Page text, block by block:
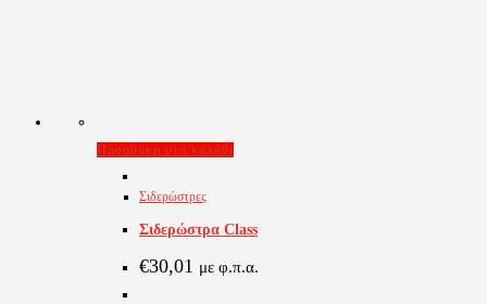
Προσθήκη στο καλάθι
Σιδερώστρες
Σιδερώστρα Class
€30,01 με φ.π.α.